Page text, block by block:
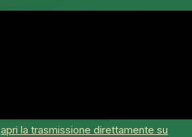
apri la trasmissione direttamente su